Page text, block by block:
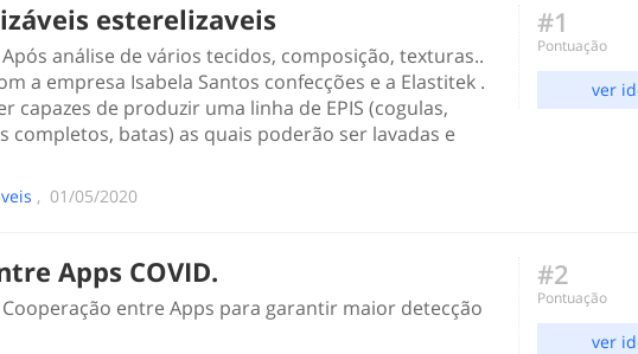
esterelizaveis
Após análise de vários tecidos, composição, texturas..
a empresa Isabela Santos confecções e a Elastitek .
capazes de produzir uma linha de EPIS (cogulas,
completos, batas) as quais poderão ser lavadas e
, ‎ ‎01/05/2020
#1
Pontuação
ver
Apps COVID.
Cooperação entre Apps para garantir maior detecção
#2
Pontuação
ver